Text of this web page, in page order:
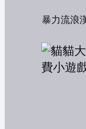
暴力流浪